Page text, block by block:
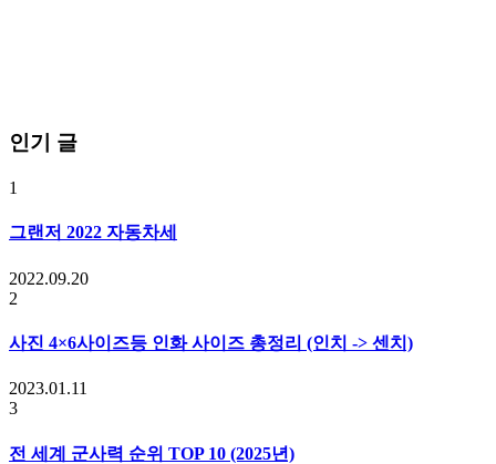
인기 글
1
그랜저 2022 자동차세
2022.09.20
2
사진 4×6사이즈등 인화 사이즈 총정리 (인치 -> 센치)
2023.01.11
3
전 세계 군사력 순위 TOP 10 (2025년)